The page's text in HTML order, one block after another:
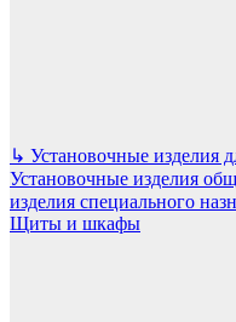
↳ Установочные изделия
Установочные изделия
изделия специального
Щиты и шкафы